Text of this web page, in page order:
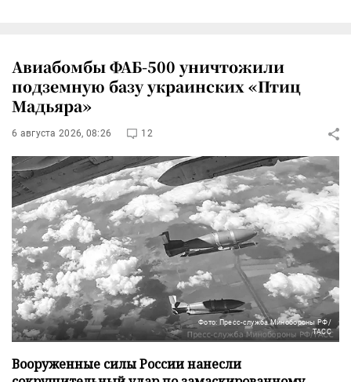
Авиабомбы ФАБ-500 уничтожили
подземную базу украинских «Птиц
Мадьяра»
6 августа 2026, 08:26 12
Фото: Пресс-служба Минобороны РФ/
ТАСС
Вооруженные силы России нанесли